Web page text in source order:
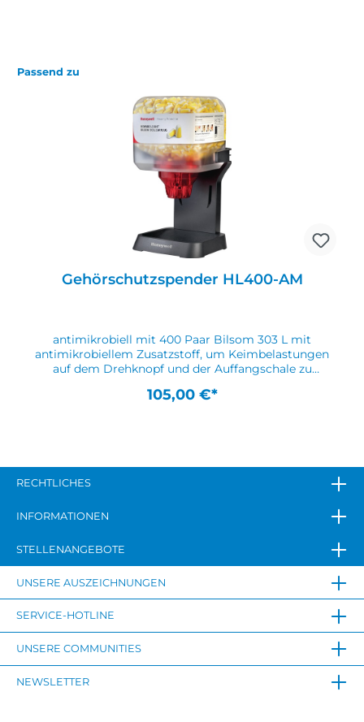
Passend zu
Gehörschutzspender HL400-AM
antimikrobiell mit 400 Paar Bilsom 303 L mit
antimikrobiellem Zusatzstoff, um Keimbelastungen
auf dem Drehknopf und der Auffangschale zu
Tischplatte befestigt werden oder frei stehen · einfach
Eigenschaft: nachfüllbar
105,00 €*
RECHTLICHES
INFORMATIONEN
STELLENANGEBOTE
UNSERE AUSZEICHNUNGEN
SERVICE-HOTLINE
UNSERE COMMUNITIES
NEWSLETTER